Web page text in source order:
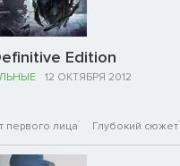
Edition
12 ОКТЯБРЯ 2012
первого лица Глубокий сюжет